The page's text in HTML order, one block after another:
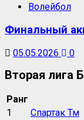
Волейбол
Финальный
05.05.2026 0
Вторая лига
Ранг
1
Спартак Тм